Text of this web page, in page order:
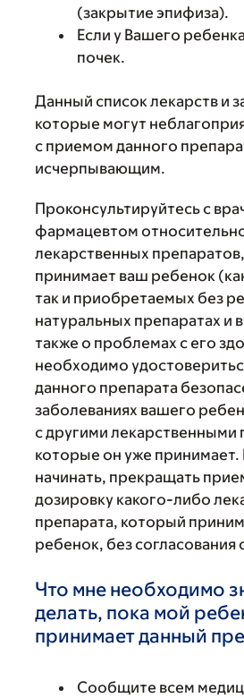
(закрытие эпифиза).
Если у Вашего
почек.
Данный список лекарств и
которые могут
с приемом данного
исчерпывающим.
Проконсультируйтесь с
фармацевтом
лекарственных
принимает ваш ребенок
так и приобретаемых без
натуральных препаратах и
также о проблемах с его
необходимо
данного препарата
заболеваниях вашего
с другими лекарственными
которые он уже принимает.
начинать, прекращать
дозировку какого-либо
препарата, который
ребенок, без согласования
Что мне необходимо
делать, пока мой
принимает данный
Сообщите всем